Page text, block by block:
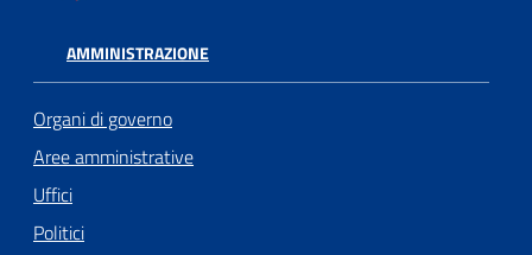
AMMINISTRAZIONE
Organi di governo
Aree amministrative
Uffici
Politici